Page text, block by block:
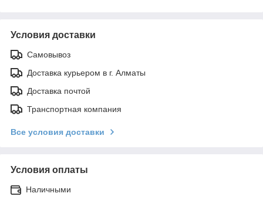
Условия доставки
Самовывоз
Доставка курьером в г. Алматы
Доставка почтой
Транспортная компания
Все условия доставки
Условия оплаты
Наличными